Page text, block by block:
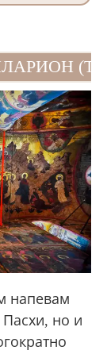
напевам
но и